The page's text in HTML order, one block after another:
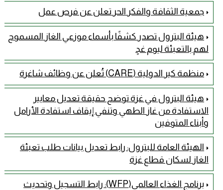
جمعية الثقافة والفكر الحر تعلن عن فرص عمل
هيئة البترول تصدر كشفًا بأسماء موزعي الغاز المسموح
لهم بالتعبئة ليوم غدٍ
منظمة كير الدولية (CARE) تُعلن عن وظائف شاغرة
هيئة البترول في غزة توضح حقيقة تعديل معايير
الاستفادة من غاز الطهي وتنفي إيقاف استفادة الأرامل
وأبناء المتوفين
الهيئة العامة للبترول: رابط تعديل بيانات طلب تعبئة
الغاز لسكان قطاع غزة
برنامج الغذاء العالمي(WFP): رابط التسجيل وتحديث